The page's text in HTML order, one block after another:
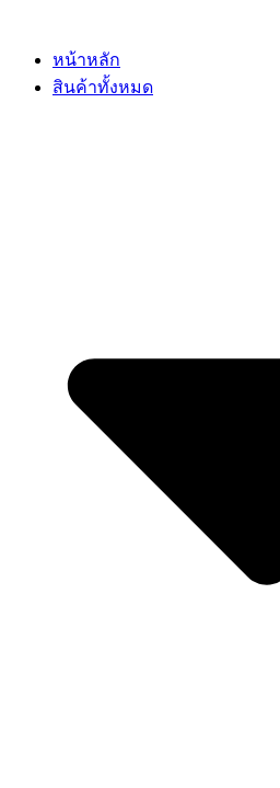
contentหน้าหลัก
สินค้าทั้งหมด